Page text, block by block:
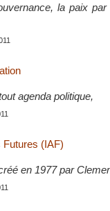
la paix
agenda politique,
Futures (IAF)
en 1977 par